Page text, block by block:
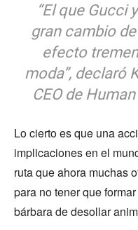
“El que Gucci
gran cambio
efecto
moda”, declaró
CEO de
Lo cierto es que una
implicaciones en el
ruta que ahora muchas
para no tener que
bárbara de desollar